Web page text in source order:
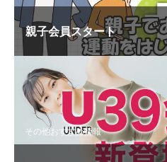
親子会員スタート
その他おすすめ情報